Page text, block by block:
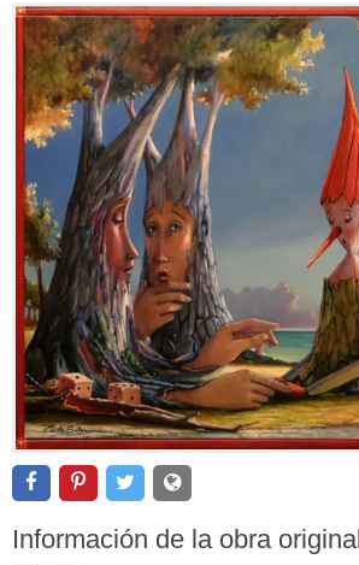
Información de la obra original